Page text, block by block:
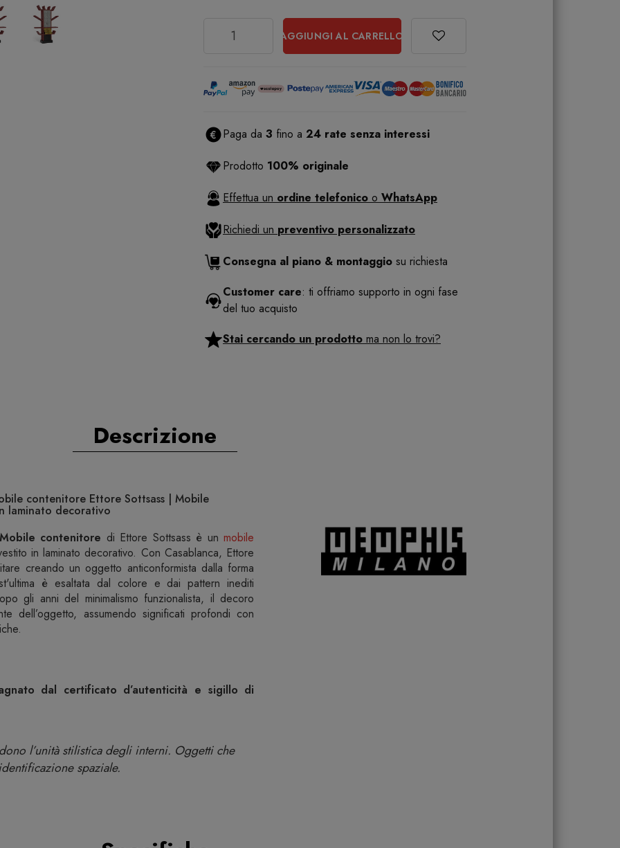
AGGIUNGI AL CARRELLO
Paga da 3 fino a 24 rate senza interessi
Prodotto 100% originale
Effettua un ordine telefonico o WhatsApp
Richiedi un preventivo personalizzato
Consegna al piano & montaggio su richiesta
Customer care: ti offriamo supporto in ogni fase
del tuo acquisto
Stai cercando un prodotto ma non lo trovi?
Descrizione
contenitore Ettore Sottsass | Mobile
laminato decorativo
contenitore di Ettore Sottsass è unmobile
in laminato decorativo. Con Casablanca, Ettore
creando un oggetto anticonformista dalla forma
è esaltata dal colore e dai pattern inediti
gli anni del minimalismo funzionalista, il decoro
dell’oggetto, assumendo significati profondi con
dal certificato d’autenticità e sigillo di
l’unità stilistica degli interni. Oggetti che
spaziale.